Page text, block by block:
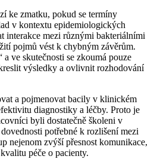
ke zmatku, pokud se termíny
v kontextu epidemiologických
interakce mezi různými bakteriálními
pojmů vést k chybným závěrům.
ve skutečnosti se zkoumá pouze
výsledky a ovlivnit rozhodování
a pojmenovat bacily v klinickém
diagnostiky a léčby. Proto je
byli dostatečně školeni v
potřebné k rozlišení mezi
nejenom zvýší přesnost komunikace,
péče o pacienty.